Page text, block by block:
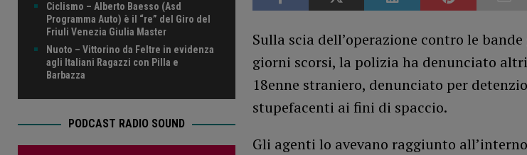
Sulla scia dell’operazione contro le
giorni scorsi, la polizia ha denunciato
18enne straniero, denunciato per
stupefacenti ai fini di spaccio.
Gli agenti lo avevano raggiunto
Ciclismo – Alberto Baesso (Asd
Programma Auto) è il “re” del Giro del
Friuli Venezia Giulia Master
Nuoto – Vittorino da Feltre in evidenza
agli Italiani Ragazzi con Pilla e
Barbazza
PODCAST RADIO SOUND